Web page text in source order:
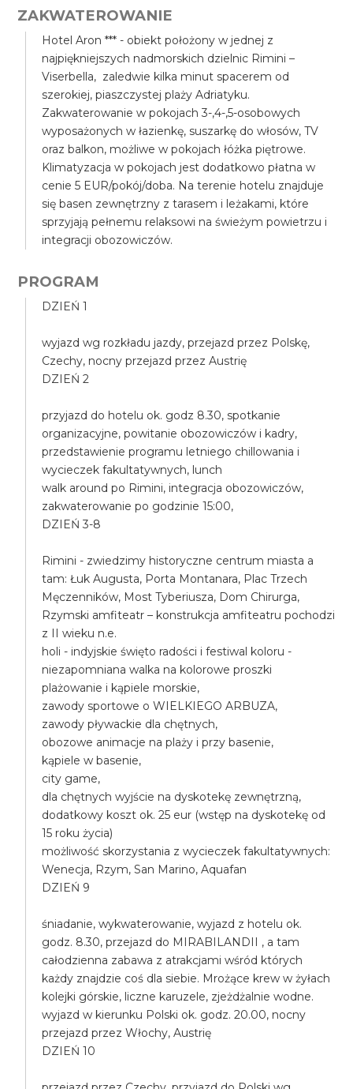
ZAKWATEROWANIE
Hotel Aron *** - obiekt położony w jednej z
najpiękniejszych nadmorskich dzielnic Rimini –
Viserbella, zaledwie kilka minut spacerem od
szerokiej, piaszczystej plaży Adriatyku.
Zakwaterowanie w pokojach 3-,4-,5-osobowych
wyposażonych w łazienkę, suszarkę do włosów, TV
oraz balkon, możliwe w pokojach łóżka piętrowe.
Klimatyzacja w pokojach jest dodatkowo płatna w
cenie 5 EUR/pokój/doba. Na terenie hotelu znajduje
się basen zewnętrzny z tarasem i leżakami, które
sprzyjają pełnemu relaksowi na świeżym powietrzu i
integracji obozowiczów.
PROGRAM
DZIEŃ 1
wyjazd wg rozkładu jazdy, przejazd przez Polskę,
Czechy, nocny przejazd przez Austrię
DZIEŃ 2
przyjazd do hotelu ok. godz 8.30, spotkanie
organizacyjne, powitanie obozowiczów i kadry,
przedstawienie programu letniego chillowania i
wycieczek fakultatywnych, lunch
walk around po Rimini, integracja obozowiczów,
zakwaterowanie po godzinie 15:00,
DZIEŃ 3-8
Rimini - zwiedzimy historyczne centrum miasta a
tam: Łuk Augusta, Porta Montanara, Plac Trzech
Męczenników, Most Tyberiusza, Dom Chirurga,
Rzymski amfiteatr – konstrukcja amfiteatru pochodzi
z II wieku n.e.
holi - indyjskie święto radości i festiwal koloru -
niezapomniana walka na kolorowe proszki
plażowanie i kąpiele morskie,
zawody sportowe o WIELKIEGO ARBUZA,
zawody pływackie dla chętnych,
obozowe animacje na plaży i przy basenie,
kąpiele w basenie,
city game,
dla chętnych wyjście na dyskotekę zewnętrzną,
dodatkowy koszt ok. 25 eur (wstęp na dyskotekę od
15 roku życia)
możliwość skorzystania z wycieczek fakultatywnych:
Wenecja, Rzym, San Marino, Aquafan
DZIEŃ 9
śniadanie, wykwaterowanie, wyjazd z hotelu ok.
godz. 8.30, przejazd do MIRABILANDII , a tam
całodzienna zabawa z atrakcjami wśród których
każdy znajdzie coś dla siebie. Mrożące krew w żyłach
kolejki górskie, liczne karuzele, zjeżdżalnie wodne.
wyjazd w kierunku Polski ok. godz. 20.00, nocny
przejazd przez Włochy, Austrię
DZIEŃ 10